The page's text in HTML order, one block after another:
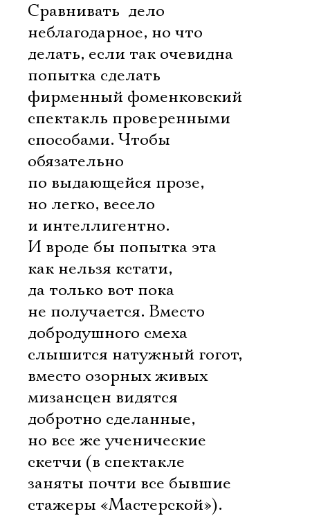
Сравнивать  дело
неблагодарное, но что
делать, если так очевидна
попытка сделать
фирменный фоменковский
спектакль проверенными
способами. Чтобы
обязательно
по выдающейся прозе,
но легко, весело
и интеллигентно.
И вроде бы попытка эта
как нельзя кстати,
да только вот пока
не получается. Вместо
добродушного смеха
слышится натужный гогот,
вместо озорных живых
мизансцен видятся
добротно сделанные,
но все же ученические
скетчи (в спектакле
заняты почти все бывшие
стажеры «Мастерской»).